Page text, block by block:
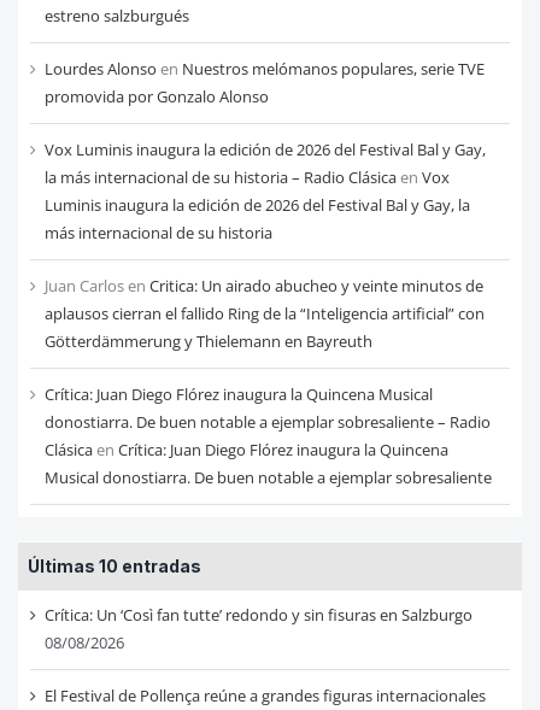
estreno salzburgués
Lourdes Alonso en Nuestros melómanos populares, serie TVE
promovida por Gonzalo Alonso
Vox Luminis inaugura la edición de 2026 del Festival Bal y Gay,
la más internacional de su historia – Radio Clásicaen Vox
Luminis inaugura la edición de 2026 del Festival Bal y Gay, la
más internacional de su historia
Juan Carlosen Critica: Un airado abucheo y veinte minutos de
aplausos cierran el fallido Ring de la “Inteligencia artificial” con
Götterdämmerung y Thielemann en Bayreuth
Crítica: Juan Diego Flórez inaugura la Quincena Musical
donostiarra. De buen notable a ejemplar sobresaliente – Radio
Clásicaen Crítica: Juan Diego Flórez inaugura la Quincena
Musical donostiarra. De buen notable a ejemplar sobresaliente
Últimas 10 entradas
Crítica: Un ‘Così fan tutte’ redondo y sin fisuras en Salzburgo
08/08/2026
El Festival de Pollença reúne a grandes figuras internacionales